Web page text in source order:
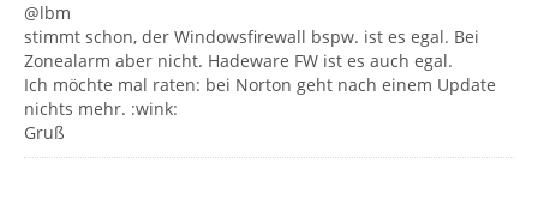
@lbm
stimmt schon, der Windowsfirewall bspw. ist es egal. Bei
Zonealarm aber nicht. Hadeware FW ist es auch egal.
Ich möchte mal raten: bei Norton geht nach einem Update
nichts mehr. :wink:
Gruß